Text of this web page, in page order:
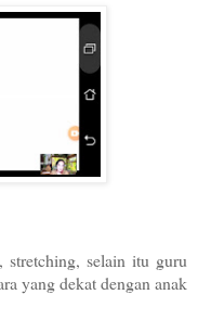
stretching, selain itu guru
yang dekat dengan anak